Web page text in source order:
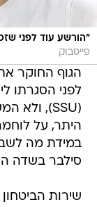
"הורשע עוד לפני
פייסבוק
הגוף החוקר
לפני הסגרתו
היתר, על
במידת מה
סילבר בשדה
שירות